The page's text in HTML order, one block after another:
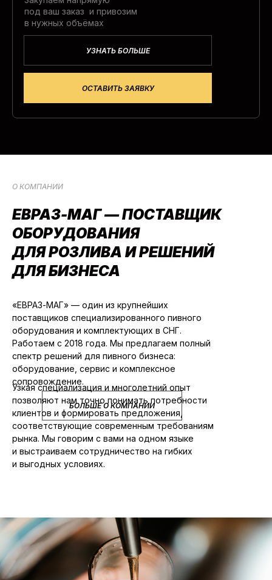
под ваш заказ и привозим
в нужных объёмах
ОСТАВИТЬ ЗАЯВКУ
УЗНАТЬ БОЛЬШЕ
БОЛЬШЕ О КОМПАНИИ
«ЕВРАЗ-МАГ» — один из крупнейших
поставщиков специализированного пивного
оборудования и комплектующих в СНГ.
Работаем с 2018 года. Мы предлагаем полный
спектр решений для пивного бизнеса:
оборудование, сервис и комплексное
сопровождение.
Узкая специализация и многолетний опыт
позволяют нам точно понимать потребности
клиентов и формировать предложения,
соответствующие современным требованиям
рынка. Мы говорим с вами на одном языке
и выстраиваем сотрудничество на гибких
и выгодных условиях.
О КОМПАНИИ
ЕВРАЗ-МАГ —ПОСТАВЩИК
ОБОРУДОВАНИЯ
ДЛЯРОЗЛИВА ИРЕШЕНИЙ
ДЛЯБИЗНЕСА